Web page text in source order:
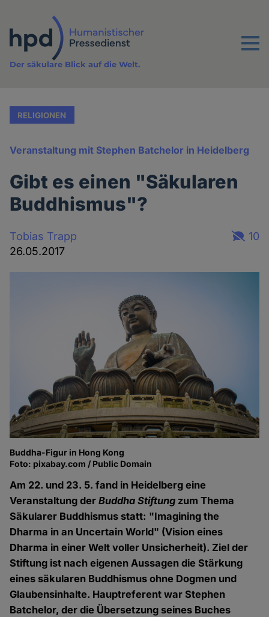
Inhalt
Menu
Der säkulare Blick auf die Welt.
RELIGIONEN
Veranstaltung mit Stephen Batchelor in Heidelberg
Gibt es einen "Säkularen
Buddhismus"?
Tobias Trapp
26.05.2017
10
Buddha-Figur in Hong Kong
Foto: pixabay.com / Public Domain
Am 22. und 23. 5. fand in Heidelberg eine
Veranstaltung derBuddha Stiftung zum Thema
Säkularer Buddhismus statt: "Imagining the
Dharma in an Uncertain World" (Vision eines
Dharma in einer Welt voller Unsicherheit). Ziel der
Stiftung ist nach eigenen Aussagen die Stärkung
eines säkularen Buddhismus ohne Dogmen und
Glaubensinhalte. Hauptreferent war Stephen
Batchelor, der die Übersetzung seines Buches